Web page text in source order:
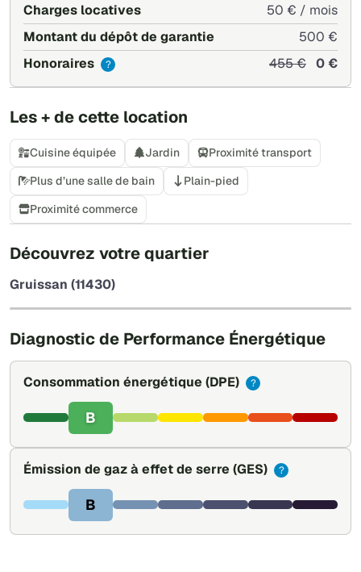
Charges locatives
50 € / mois
Montant du dépôt de garantie
500 €
Honoraires
? 455 € 0 €
Les + de cette location
Cuisine équipée Jardin
Proximité transport
Plus d’une salle de bain
Plain-pied
Proximité commerce
Découvrez votre quartier
Gruissan (11430)
Diagnostic de Performance Énergétique
Consommation énergétique (DPE) ?
B
Émission de gaz à effet de serre (GES) ?
B